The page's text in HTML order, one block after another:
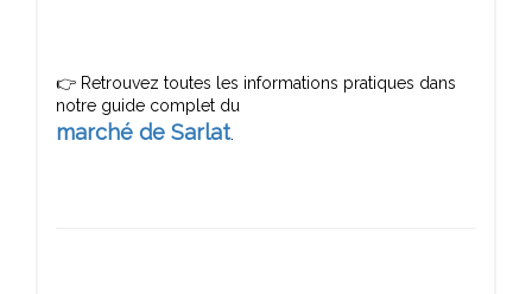
👉 Retrouvez toutes les informations pratiques dans
marché de Sarlat